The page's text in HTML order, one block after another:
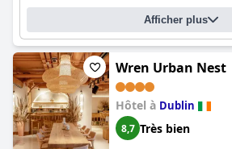
et une atmosphère de boutique. Malgré
négatives, de nombreux clients ont
et le recommandent vivement. Dans
est un établissement cinq étoiles luxueux
ne manquera pas d'impressionner.
Afficher plus
Wren Urban Nest
Hôtel à Dublin
8,7 Très bien